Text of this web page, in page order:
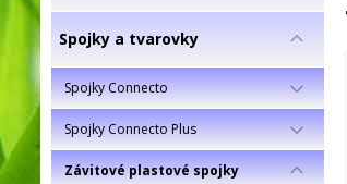
Spojky a tvarovky
Spojky Connecto
Spojky Connecto Plus
Závitové plastové spojky